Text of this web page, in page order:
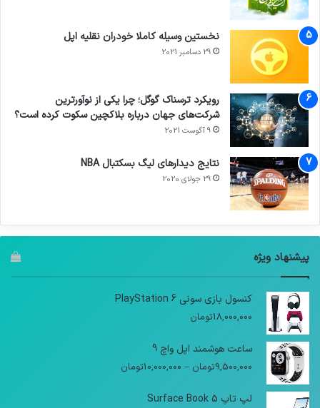
نخستین وسیله کاملا خودران نقلیه اپل
29 دسامبر 2021
رویکرد ترسناک گوگل؛ چرا یکی از نوآورترین
شرکت‌های جهان درباره بلاکچین سکوت کرده است؟
9 آگوست 2021
نتایج دیدار‌های لیگ بسکتبال NBA
29 جولای 2020
پیشنهاد ویژه
کنسول بازی سونی PlayStation 6
18,000,000تومان
ساعت هوشمند اپل واچ 9
9,500,000تومان –
10,000,000تومان
لپ تاپ Surface Book 5